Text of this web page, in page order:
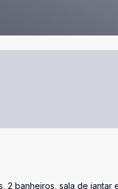
2 banheiros, sala de jantar